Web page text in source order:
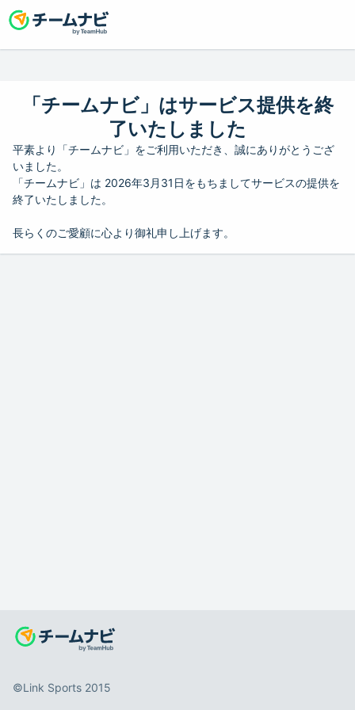
「チームナビ」はサービス提供を終
了いたしました
平素より「チームナビ」をご利用いただき、誠にありがとうござ
いました。
「チームナビ」は 2026年3月31日をもちましてサービスの提供を
終了いたしました。
長らくのご愛顧に心より御礼申し上げます。
©️Link Sports 2015